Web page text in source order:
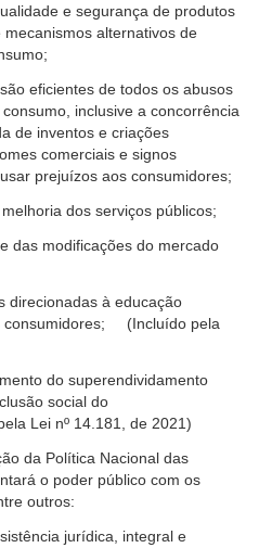
e segurança de produtos
alternativos de
eficientes de todos os abusos
inclusive a concorrência
de inventos e criações
comerciais e signos
prejuízos aos consumidores;
dos serviços públicos;
das modificações do mercado
direcionadas à educação
consumidores; (Incluído pela
do superendividamento
social do
Lei nº 14.181, de 2021)
da Política Nacional das
o poder público com os
outros:
jurídica, integral e